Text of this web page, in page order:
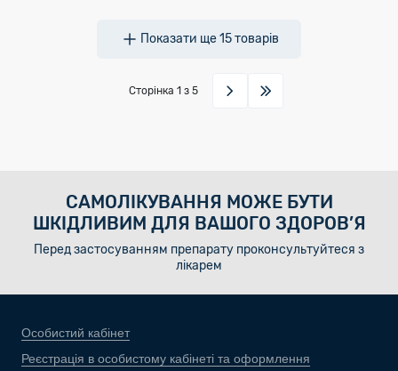
Показати ще15товарів
Сторінка 1 з 5
САМОЛІКУВАННЯ МОЖЕ БУТИ
ШКІДЛИВИМ ДЛЯ ВАШОГО ЗДОРОВ’Я
Перед застосуванням препарату проконсультуйтеся з
лікарем
Особистий кабінет
Реєстрація в особистому кабінеті та оформлення